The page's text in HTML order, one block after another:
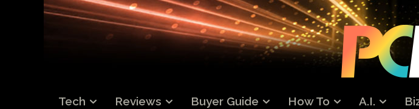
Tech Reviews Buyer Guide How To A.I.